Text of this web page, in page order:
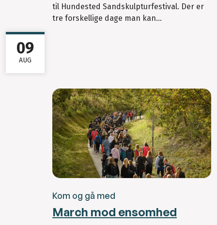
til Hundested Sandskulpturfestival. Der er
tre forskellige dage man kan...
Kom og gå med
March mod ensomhed
09
AUG